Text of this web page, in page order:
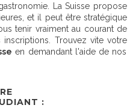
La Suisse propose
et il peut être stratégique
tenir vraiment au courant de
Trouvez vite votre
en demandant l'aide de nos
: